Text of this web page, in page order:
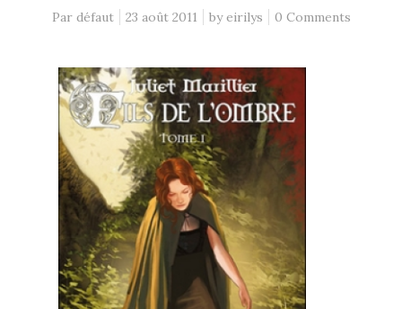
Les Cités des Anciens, Intégrale 1
Robin Hobb
Fantasy Art: Peindre Un Univers De
Légende
John Howe
The Art of Heikala: Works and
Thoughts
Heikala
Par défaut 23 août 2011 byeirilys 0 Comments